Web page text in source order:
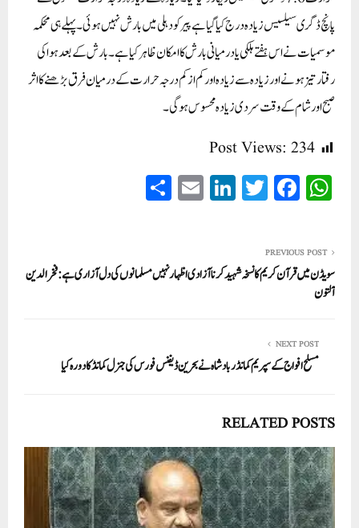
پانچ ڈگری سیلسیس زیادہ درج کیا گیا ہےپیر کو دہلی میں بارش نہیں ہوئی۔ پہلے ہی محکمہ
موسمیات نے اس ہفتے ہلکی یا درمیانی بارش کا امکان ظاہر کیا ہے۔ بارش کے بعد ہوا کی
رفتار تیز ہونے اور زیادہ سے زیادہ اور کم از کم درجہ حرارت کے درمیان فرق بڑھنے کا اثر
صبح اور شام کے وقت سردی زیادہ محسوس ہوگی۔
Post Views: 234
W
ha
A
pp
Fa
ce
ok
T
wi
r
Li
nk
In
E
m
PREVIOUS POST
سویڈن میں قرآن کریم کا نسخہ شہید کرنا آزادی اظہار نہیں مسلمانوں کی دل آزاری ہے:فخرالدین
آلتون
NEXT POST
مسلح افواج کے سپریم کمانڈر بادشاہ نے بحرین ڈیفنس فورس کی جنرل کمانڈ کا دورہ کیا
RELATED POSTS